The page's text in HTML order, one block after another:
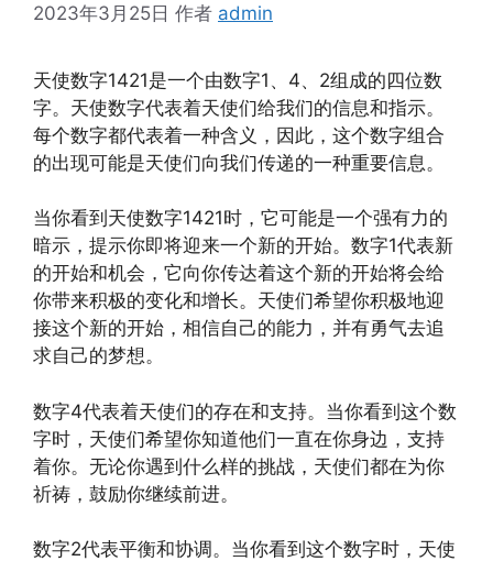
2023年3月25日 作者 admin
天使数字1421是一个由数字1、4、2组成的四位数
字。天使数字代表着天使们给我们的信息和指示。
每个数字都代表着一种含义，因此，这个数字组合
的出现可能是天使们向我们传递的一种重要信息。
当你看到天使数字1421时，它可能是一个强有力的
暗示，提示你即将迎来一个新的开始。数字1代表新
的开始和机会，它向你传达着这个新的开始将会给
你带来积极的变化和增长。天使们希望你积极地迎
接这个新的开始，相信自己的能力，并有勇气去追
求自己的梦想。
数字4代表着天使们的存在和支持。当你看到这个数
字时，天使们希望你知道他们一直在你身边，支持
着你。无论你遇到什么样的挑战，天使们都在为你
祈祷，鼓励你继续前进。
数字2代表平衡和协调。当你看到这个数字时，天使